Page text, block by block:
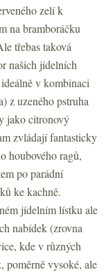
zelí k
na bramboráčku
třebas taková
našich jídelních
v kombinaci
z uzeného pstruha
jako citronový
zvládají fantasticky
houbového ragů,
po parádní
ke kachně.
jídelním lístku ale
nabídek (zrovna
kde v různých
poměrně vysoké, ale